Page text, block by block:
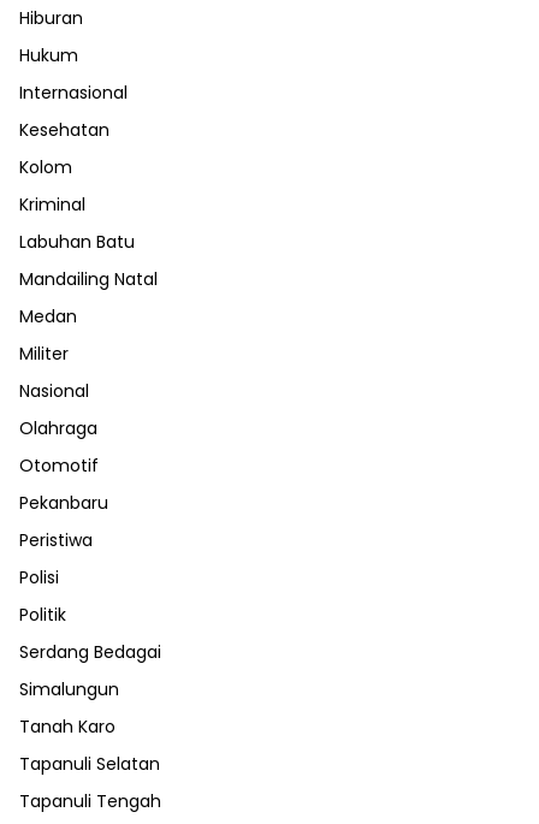
Hiburan
Hukum
Internasional
Kesehatan
Kolom
Kriminal
Labuhan Batu
Mandailing Natal
Medan
Militer
Nasional
Olahraga
Otomotif
Pekanbaru
Peristiwa
Polisi
Politik
Serdang Bedagai
Simalungun
Tanah Karo
Tapanuli Selatan
Tapanuli Tengah